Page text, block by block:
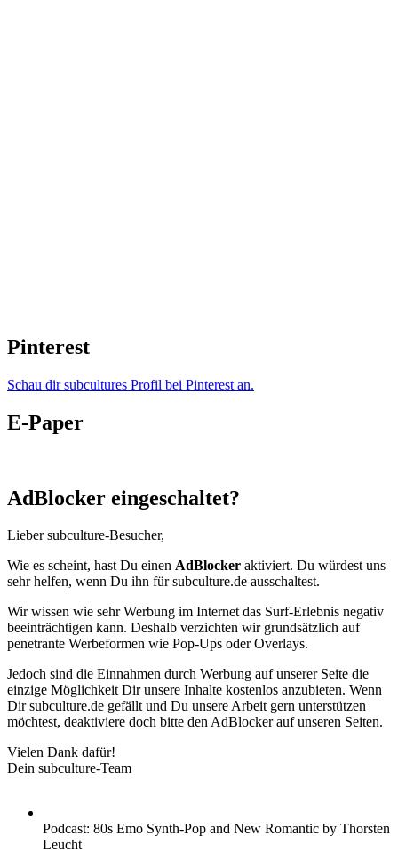
Pinterest
Schau dir subcultures Profil bei Pinterest an.
E-Paper
AdBlocker eingeschaltet?
Lieber subculture-Besucher,
Wie es scheint, hast Du einen AdBlocker aktiviert. Du würdest uns
sehr helfen, wenn Du ihn für subculture.de ausschaltest.
Wir wissen wie sehr Werbung im Internet das Surf-Erlebnis negativ
beeinträchtigen kann. Deshalb verzichten wir grundsätzlich auf
penetrante Werbeformen wie Pop-Ups oder Overlays.
Jedoch sind die Einnahmen durch Werbung auf unserer Seite die
einzige Möglichkeit Dir unsere Inhalte kostenlos anzubieten. Wenn
Dir subculture.de gefällt und Du unsere Arbeit gern unterstützen
möchtest, deaktiviere doch bitte den AdBlocker auf unseren Seiten.
Vielen Dank dafür!
Dein subculture-Team
Podcast: 80s Emo Synth-Pop and New Romantic by Thorsten
Leucht